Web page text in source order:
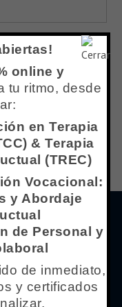
online y
tu ritmo, desde
en Terapia
& Terapia
(TREC)
Vocacional:
y Abordaje
de Personal y
de inmediato,
y certificados